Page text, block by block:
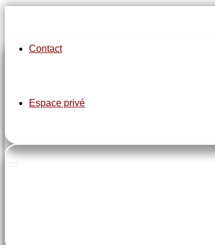
Contact
Espace privé